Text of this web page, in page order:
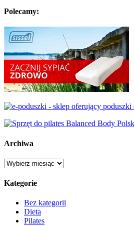
Polecamy:
Archiwa
Archiwa
Kategorie
Bez kategorii
Dieta
Pilates